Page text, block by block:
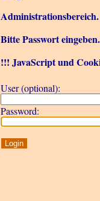
Administrationsbereich.
Bitte Passwort eingeben.
!!! JavaScript und
User (optional):
Password: